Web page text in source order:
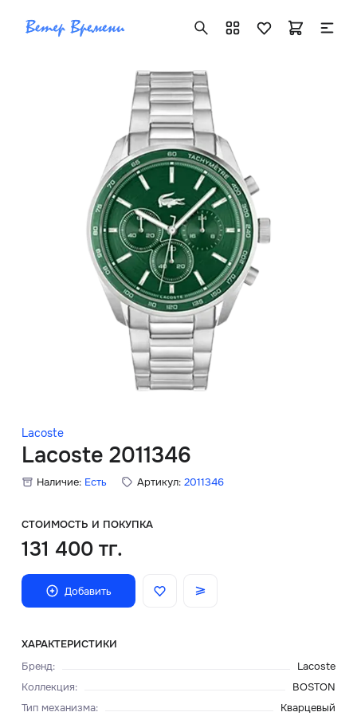
Lacoste
Lacoste 2011346
Наличие: Есть Артикул: 2011346
СТОИМОСТЬ И ПОКУПКА
131 400 тг.
Добавить
ХАРАКТЕРИСТИКИ
Бренд:
Lacoste
Коллекция:
BOSTON
Тип механизма:
Кварцевый
+7 ( 705 ) 181-42-50
info@vetervremeni.kz
Авторизация
Каталог
Мужские часы
Женские часы
Скидки
Главная
О нас